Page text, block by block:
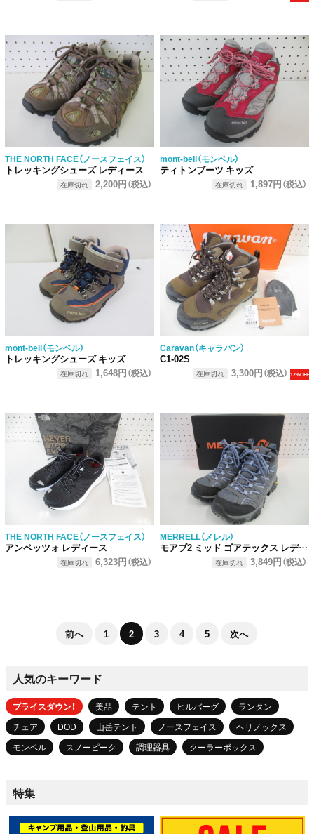
THE NORTH FACE（ノースフェイス）
トレッキングシューズ レディース
在庫切れ 2,200円（税込）
mont-bell（モンベル）
ティトンブーツ キッズ
在庫切れ 1,897円（税込）
mont-bell（モンベル）
トレッキングシューズ キッズ
在庫切れ 1,648円（税込）
Caravan（キャラバン）
C1-02S
在庫切れ 3,300円（税込） 12%OFF
THE NORTH FACE（ノースフェイス）
アンペッツォ レディース
在庫切れ 6,323円（税込）
MERRELL（メレル）
モアブ2 ミッド ゴアテックス レディース
在庫切れ 3,849円（税込）
前へ 1 2 3 4 5 次へ
人気のキーワード
プライスダウン！ 美品 テント ヒルバーグ
ランタン
チェア
DOD 山岳テント ノースフェイス
ヘリノックス
モンベル
スノーピーク 調理器具 クーラーボックス
特集